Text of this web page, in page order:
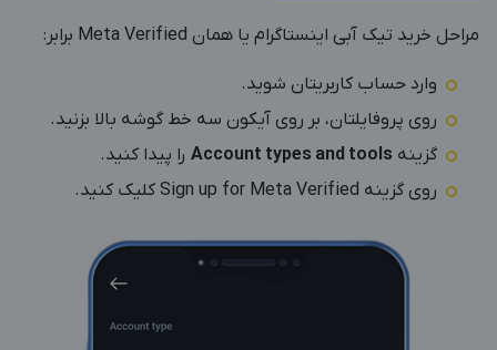
مراحل خرید تیک آبی اینستاگرام یا همان Meta Verified برابر:
وارد حساب کاربریتان شوید.
روی پروفایلتان، بر روی آیکون سه خط گوشه بالا بزنید.
گزینه Account types and tools را پیدا کنید.
روی گزینه Sign up for Meta Verified کلیک کنید.